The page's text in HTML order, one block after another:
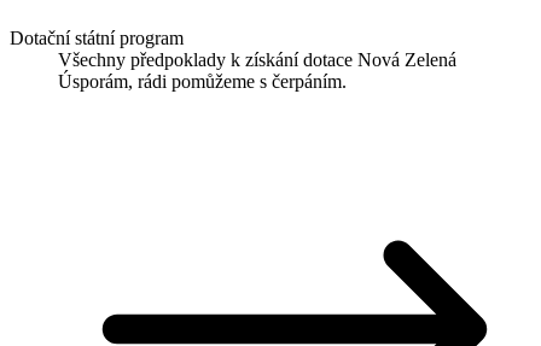
Dotační státní program
Všechny předpoklady k získání dotace Nová Zelená
Úsporám, rádi pomůžeme s čerpáním.